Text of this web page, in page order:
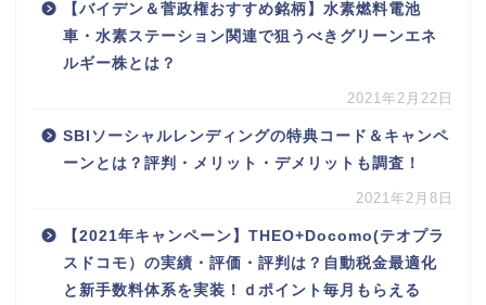
【バイデン＆菅政権おすすめ銘柄】水素燃料電池
車・水素ステーション関連で狙うべきグリーンエネ
ルギー株とは？
2021年2月22日
SBIソーシャルレンディングの特典コード＆キャンペ
ーンとは？評判・メリット・デメリットも調査！
2021年2月8日
【2021年キャンペーン】THEO+Docomo(テオプラ
スドコモ）の実績・評価・評判は？自動税金最適化
と新手数料体系を実装！ｄポイント毎月もらえる